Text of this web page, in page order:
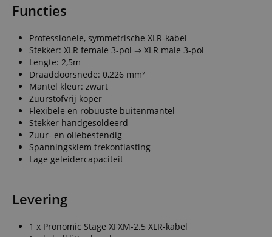
Functies
Professionele, symmetrische XLR-kabel
Stekker: XLR female 3-pol ⇒ XLR male 3-pol
Lengte: 2,5m
Draaddoorsnede: 0,226 mm²
Mantel kleur: zwart
Zuurstofvrij koper
Flexibele en robuuste buitenmantel
Stekker handgesoldeerd
Zuur- en oliebestendig
Spanningsklem trekontlasting
Lage geleidercapaciteit
Levering
1 x Pronomic Stage XFXM-2.5 XLR-kabel